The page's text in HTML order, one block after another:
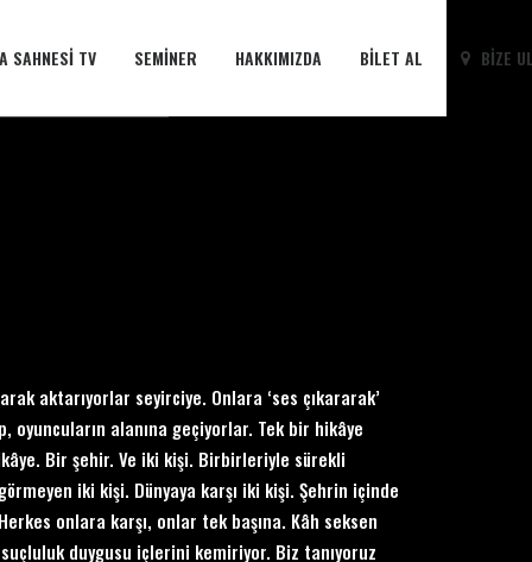
SAHNESI TV SEMINER HAKKIMIZDA BILET AL BIZE
aktarıyorlar seyirciye. Onlara ‘ses çıkararak’
oyuncuların alanına geçiyorlar. Tek bir hikâye
Bir şehir. Ve iki kişi. Birbirleriyle sürekli
iki kişi. Dünyaya karşı iki kişi. Şehrin içinde
onlara karşı, onlar tek başına. Kâh seksen
duygusu içlerini kemiriyor. Biz tanıyoruz